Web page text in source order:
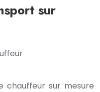
sur
chauffeur sur mesure